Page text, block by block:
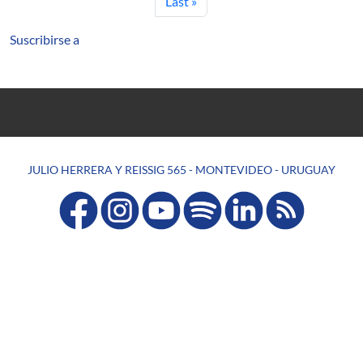
Suscribirse a
JULIO HERRERA Y REISSIG 565 - MONTEVIDEO - URUGUAY